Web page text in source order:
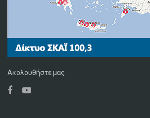
Ακολουθήστε μας